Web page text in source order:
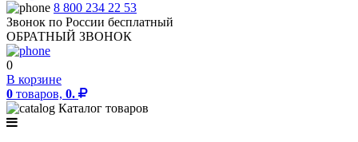
8 800 234 22 53
Звонок по России бесплатный
ОБРАТНЫЙ ЗВОНОК
0
В корзине
0 товаров, 0.
Каталог товаров